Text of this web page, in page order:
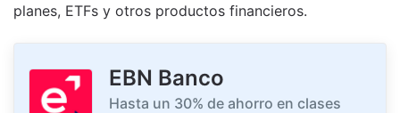
planes, ETFs y otros productos financieros.
EBN Banco
Hasta un 30% de ahorro en clases